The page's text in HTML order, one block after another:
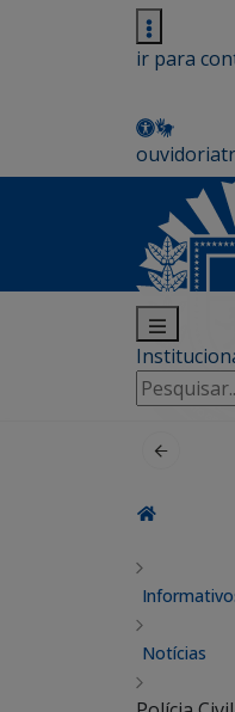
ir para
ouvidoria
Pesquisar
por:
Notícias